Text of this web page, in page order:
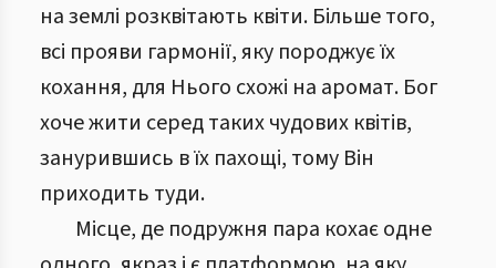
на землі розквітають квіти. Більше того,
всі прояви гармонії, яку породжує їх
кохання, для Нього схожі на аромат. Бог
хоче жити серед таких чудових квітів,
занурившись в їх пахощі, тому Він
приходить туди.
Місце, де подружня пара кохає одне